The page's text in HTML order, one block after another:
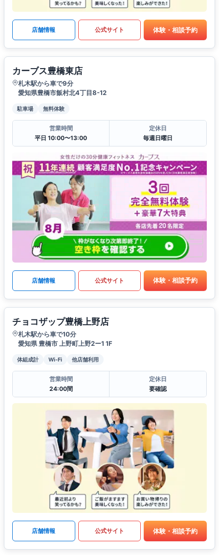
店舗情報 公式サイト 体験・相談予約
カーブス豊橋東店
札木駅から車で9分
愛知県豊橋市飯村北4丁目8-12
駐車場 無料体験
営業時間
平日 10:00〜13:00
定休日
毎週日曜日
店舗情報 公式サイト 体験・相談予約
チョコザップ豊橋上野店
札木駅から車で10分
愛知県 豊橋市 上野町上野2ー1 1F
体組成計 Wi-Fi 他店舗利用
営業時間
24:00間
定休日
要確認
店舗情報 公式サイト 体験・相談予約